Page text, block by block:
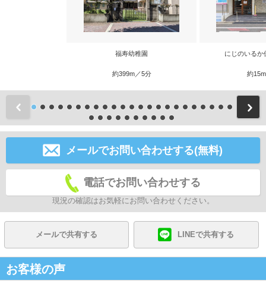
福寿幼稚園
約399m／5分
にじのいるか
約
前
メールでお問い合わせする(無料)
電話でお問い合わせする
現況の確認はお気軽にお問い合わせください。
メールで共有する LINEで共有する
お客様の声